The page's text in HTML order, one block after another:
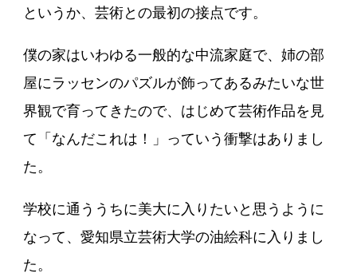
というか、芸術との最初の接点です。
僕の家はいわゆる一般的な中流家庭で、姉の部
屋にラッセンのパズルが飾ってあるみたいな世
界観で育ってきたので、はじめて芸術作品を見
て「なんだこれは！」っていう衝撃はありまし
た。
学校に通ううちに美大に入りたいと思うように
なって、愛知県立芸術大学の油絵科に入りまし
た。